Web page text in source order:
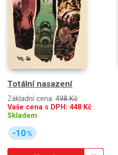
Totální nasazení
Základní cena: 498 Kč
Vaše cena s DPH: 448 Kč
Skladem
-10%